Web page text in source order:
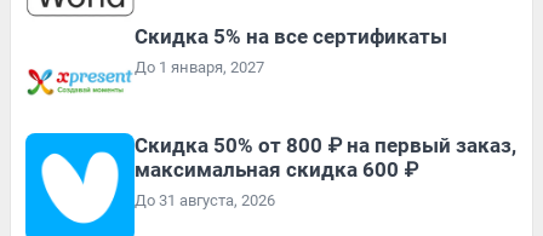
Скидка 5% на все сертификаты
До 1 января, 2027
Скидка 50% от 800 ₽ на первый заказ,
максимальная скидка 600 ₽
До 31 августа, 2026